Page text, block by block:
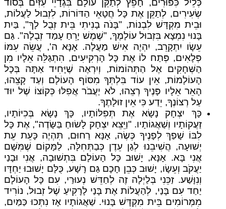
כְּלֵיל כִּפּוּרִים, חָפֵץ לְתַקֵּן עוֹלָם בִּגְדָיֵי עִזִּים בְּסוֹד
שְׂעִירִים, לְתַקֵּן אֶת כָּל חֲטָאֵי הַדּוֹרוֹת, לִזְבוּל לַעֲלוֹת,
וּבֵית מִקְדָּשׁ לִבְנוֹת, "בָּנֹה בָנִיתִי בֵּית זְבֻל לָךְ", בַּיִת
בָּנוּי נִמְצָא בִּזְבוּל עוֹלָמֶךָ, "שֶׁמֶשׁ יָרֵחַ עָמַד זְבֻלָה". גַּם
עֵשָׂו יִתְקָרֵב, יִהְיֶה אִישׁ מַעֲלָה. אָנָּא ה', עֲשֵׂה עִמּוֹ
פְּלָאִים, פְּתַח לוֹ אֶת כָּל הָרְקִיעִים, הִתְגַּלֵּה אֵלָיו מִן
הַשְּׁחָקִים אֶל הַתְּהוֹמוֹת, וְיִרְאֶה שֶׁיָּחִיד אַתָּה בְּכָל
הָעוֹלָמוֹת, אֵין עוֹד בִּלְתְּךָ מִסּוֹף הָעוֹלָם וְעַד קָצֵהוּ,
הָאֵר אֵלָיו פָּנֶיךָ רְצֵהוּ, לֹא יַעֲבֹר אֲפִלּוּ כְּקוֹצוֹ שֶׁל יוּד
עַל רְצוֹנֶךָ, יֵדַע כִּי אֵין זוּלָתֶךָ.
כָּךְ יִצְחָק נָשָׂא אֶת תְּפִלּוֹתָיו, כָּךְ נָשָׂא בְּכִיּוֹתָיו,
זַעֲקוֹתָיו וְשַׁאֲגוֹתָיו. "וַיֵּצֵא יִצְחָק לָשׂוּחַ בַּשָּׂדֶה", אֶת כָּל
לִבּוֹ שָׁפַךְ לְפָנֶיךָ כְּשֶׂה, אָנָּא רַחוּם, תִּהְיֶה כָּעֵת עֵת
יְשׁוּעָה, הֲשִׁיבֵנוּ לְגַן עֵדֶן כְּבַתְּחִלָּה, לַמָּקוֹם שֶׁמִּשָּׁם
אֲנִי בָּא. אָנָּא, יָשׁוּב כָּל הָעוֹלָם בִּתְשׁוּבָה, אֲנִי וּבָנַי
יַעֲקֹב וְעֵשָׂו, יָשׁוּב כְּבֵן חָכָם גַּם רָשָׁע, כֻּלָּם יָשׁוּבוּ יַחְדָּו
וְנִוָּשַׁע. זַכֵּנִי בְּלַיְלָה זֶה לְחַדֵּשׁ נְעוּרַי, עִם כָּל הָעוֹלָם
יַחַד עִם בָּנַי, לְהַעֲלוֹת אֶת בָּנַי לָרָקִיעַ שֶׁל זְבוּל, נוֹרִיד
מִמְּרוֹמִים בֵּית מִקְדָּשׁ בָּנוּי. שַׁאֲגוֹתָיו אָז נִתְּכוּ כַּמַּיִם,